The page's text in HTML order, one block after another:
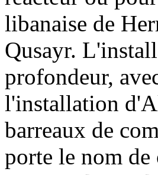
libanaise de
Qusayr.
profondeur,
l'installation
barreaux de
porte le nom de